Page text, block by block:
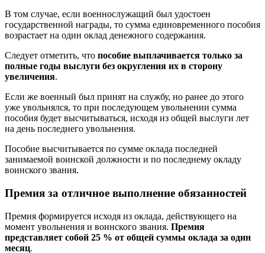
В том случае, если военнослужащий был удостоен
государственной награды, то сумма единовременного пособия
возрастает на один оклад денежного содержания.
Следует отметить, что пособие выплачивается только за
полные годы выслуги без округления их в сторону
увеличения.
Если же военный был принят на службу, но ранее до этого
уже увольнялся, то при последующем увольнении сумма
пособия будет высчитываться, исходя из общей выслуги лет
на день последнего увольнения.
Пособие высчитывается по сумме оклада последней
занимаемой воинской должности и по последнему окладу
воинского звания.
Премия за отличное выполнение обязанностей
Премия формируется исходя из оклада, действующего на
момент увольнения и воинского звания. Премия
представляет собой 25 % от общей суммы оклада за один
месяц.